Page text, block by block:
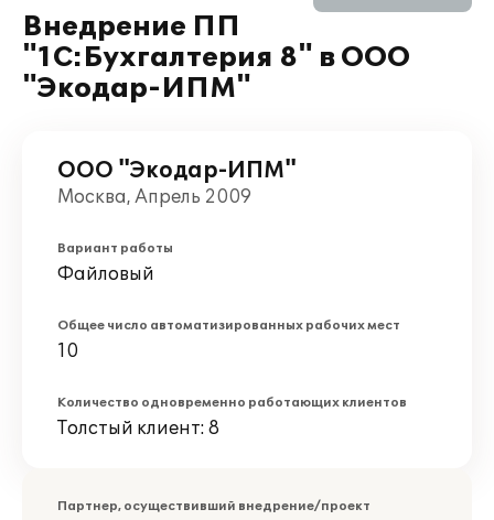
Внедрение ПП
"1С:Бухгалтерия 8" в ООО
"Экодар-ИПМ"
ООО "Экодар-ИПМ"
Москва, Апрель 2009
Вариант работы
Файловый
Общее число автоматизированных рабочих мест
10
Количество одновременно работающих клиентов
Толстый клиент: 8
Партнер, осуществивший внедрение/проект